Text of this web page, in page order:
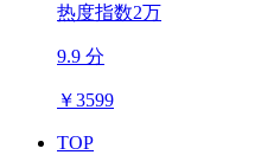
热度指数2万
9.9 分
￥3599
TOP